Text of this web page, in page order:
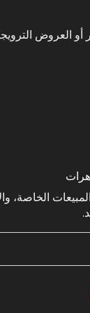
أو محتوى
والإطلاقات